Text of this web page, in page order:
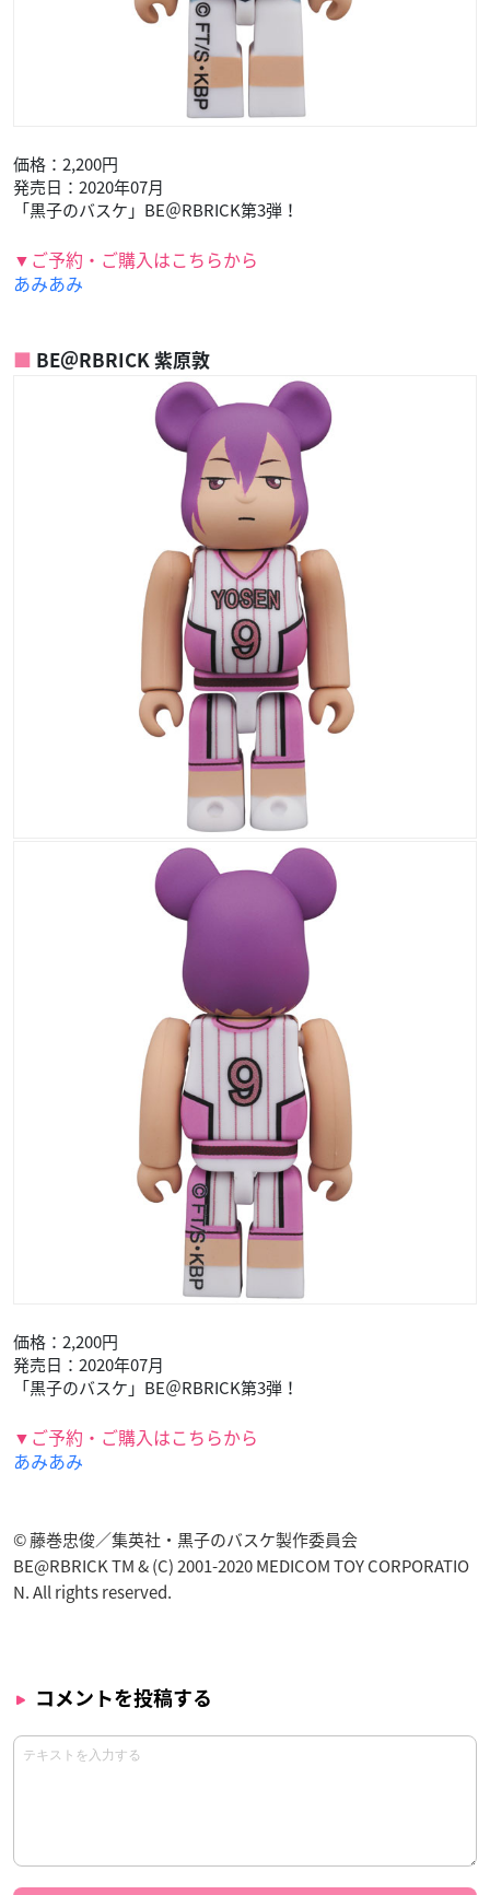
価格：2,200円
発売日：2020年07月
「黒子のバスケ」BE＠RBRICK第3弾！
▼ご予約・ご購入はこちらから
あみあみ
BE＠RBRICK 紫原敦
価格：2,200円
発売日：2020年07月
「黒子のバスケ」BE＠RBRICK第3弾！
▼ご予約・ご購入はこちらから
あみあみ
© 藤巻忠俊／集英社・黒子のバスケ製作委員会
BE@RBRICK TM & (C) 2001-2020 MEDICOM TOY CORPORATIO
N. All rights reserved.
コメントを投稿する